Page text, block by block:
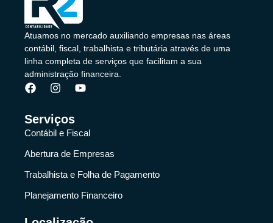
Atuamos no mercado auxiliando empresas nas áreas
contábil, fiscal, trabalhista e tributária através de uma
linha completa de serviços que facilitam a sua
administração financeira.
Serviços
Contábil e Fiscal
Abertura de Empresas
Trabalhista e Folha de Pagamento
Planejamento Financeiro